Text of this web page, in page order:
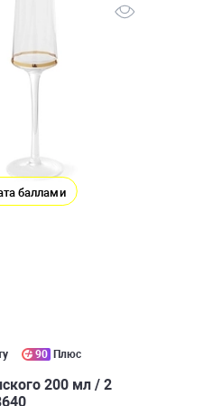
баллами
90 Плюс
200 мл / 2